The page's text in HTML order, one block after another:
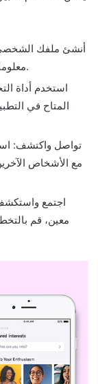
أنشئ ملفك
معلومات عنك وصور حديثة لتجذب انتباه الآخرين.
استخدم أداة
المتاح في
تواصل واكتشف:
مع الأشخاص
اجتمع
معين، قم